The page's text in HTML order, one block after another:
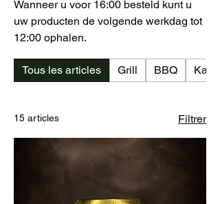
Wanneer u voor 16:00 besteld kunt u
uw producten de volgende werkdag tot
12:00 ophalen.
Tous les articles Grill BBQ
15 articles Filtrer